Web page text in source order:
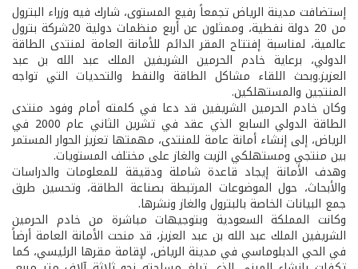
إستضافت مدينة الرياض تجمعاً رفيع المستوى، شارك فيه وزراء البترول
من 20 دولة نفطية، وممثلون عن أربع منظمات دولية 20شركة بترول
عالمية، لمناسبة إفتتاح المقر الدائم للأمانة العامة لمنتدى الطاقة
الدولي، برعاية خادم الحرمين الشريفين الملك عبد الله بن عبد
العزيز.وبحث اللقاء مشاكل الطاقة والنفط والتحديات التي تواجه
المنتجين والمستهلكين.
وكان خادم الحرمين الشريفين قد دعا في كلمته أمام وفود منتدى
الطاقة الدولي السابع الذي عقد في تشرين الثاني عام 2000 في
الرياض، إلى إنشاء أمانة عامة للمنتدى، مهمتها تعزيز الحوار المستمر
بين منتجي ومستهلكي الزيت والغاز على مختلف المستويات.
وهدف الأمانة إيجاد قاعدة شاملة ودقيقة للمعلومات والدراسات
والأبحاث، حول الموضوعات المرتبطة بصناعة الطاقة، وتحسين طرق
جمع البيانات الخاصة بالبترول والغاز ونشرها.
وكانت المملكة السعودية وبتوجيهات مباشرة من خادم الحرمين
الشريفين الملك عبد الله بن عبد العزيز، قد منحت الأمانة العامة أرضاً
في الحي الدبلوماسي في مدينة الرياض، لإقامة مقرها الرئيسي، كما